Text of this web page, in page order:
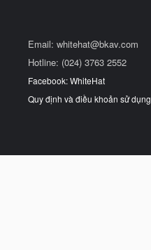
Email: whitehat@bkav.com
Hotline: (024) 3763 2552
Facebook: WhiteHat
Quy định và điều khoản sử dụng